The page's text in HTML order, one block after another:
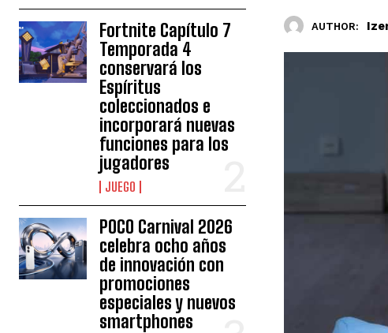
Fortnite Capítulo 7
Temporada 4
conservará los
Espíritus
coleccionados e
incorporará nuevas
funciones para los
jugadores
JUEGO
POCO Carnival 2026
celebra ocho años
de innovación con
promociones
especiales y nuevos
smartphones
AUTHOR: